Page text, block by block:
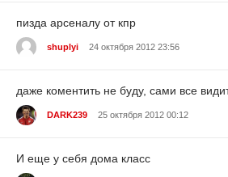
пизда арсеналу от кпр
shuplyi 24 октября 2012 23:56
даже коментить не буду, сами все
DARK239 25 октября 2012 00:12
И еще у себя дома класс